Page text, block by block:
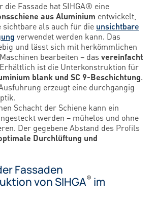
die Fassade hat SIHGA® eine
aus Aluminium entwickelt,
sichtbare als auch für die unsichtbare
verwendet werden kann. Das
und lässt sich mit herkömmlichen
bearbeiten – das vereinfacht
ist die Unterkonstruktion für
blank und SC 9-Beschichtung.
erzeugt eine durchgängig
Schacht der Schiene kann ein
werden – mühelos und ohne
Der gegebene Abstand des Profils
Durchlüftung und
Fassaden
von SIHGA® im